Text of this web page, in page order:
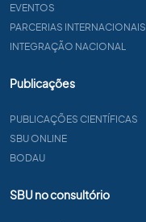
EVENTOS
PARCERIAS INTERNACIONAIS
INTEGRAÇÃO NACIONAL
Publicações
PUBLICAÇÕES CIENTÍFICAS
SBU ONLINE
BODAU
SBU no consultório